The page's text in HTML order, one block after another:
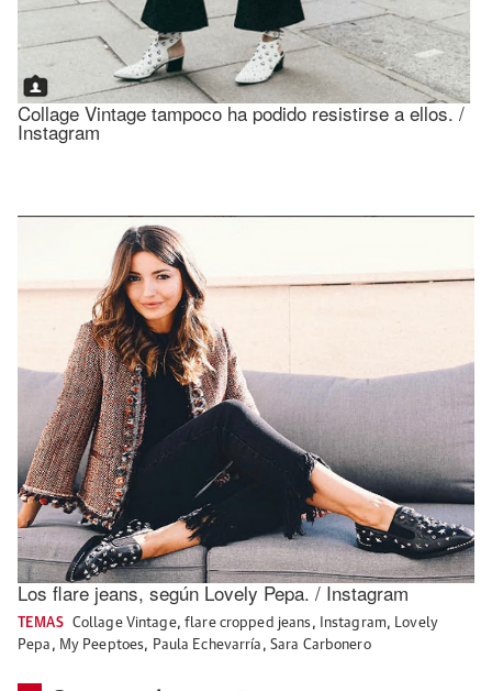
Collage Vintage tampoco ha podido resistirse a ellos. /
Instagram
Los flare jeans, según Lovely Pepa. / Instagram
TEMAS Collage Vintage,flare cropped jeans, Instagram, Lovely
Pepa , My Peeptoes, Paula Echevarría , Sara Carbonero